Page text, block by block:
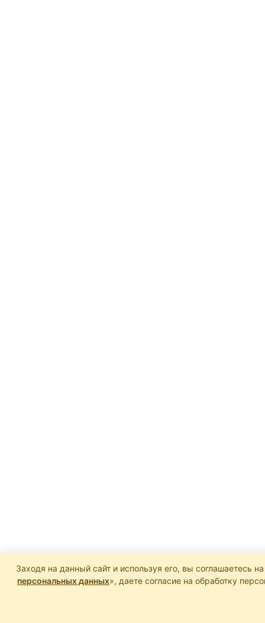
Заходя на данный сайт и используя его, вы соглашаетесь
персональных данных», даете согласие на обработку